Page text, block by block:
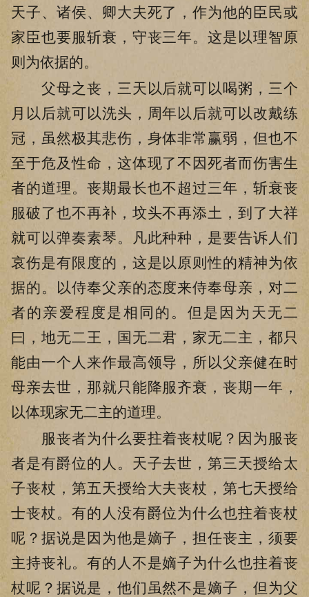
天子、诸侯、卿大夫死了，作为他的臣民或
家臣也要服斩衰，守丧三年。这是以理智原
则为依据的。
父母之丧，三天以后就可以喝粥，三个
月以后就可以洗头，周年以后就可以改戴练
冠，虽然极其悲伤，身体非常赢弱，但也不
至于危及性命，这体现了不因死者而伤害生
者的道理。丧期最长也不超过三年，斩衰丧
服破了也不再补，坟头不再添土，到了大祥
就可以弹奏素琴。凡此种种，是要告诉人们
哀伤是有限度的，这是以原则性的精神为依
据的。以侍奉父亲的态度来侍奉母亲，对二
者的亲爱程度是相同的。但是因为天无二
曰，地无二王，国无二君，家无二主，都只
能由一个人来作最高领导，所以父亲健在时
母亲去世，那就只能降服齐衰，丧期一年，
以体现家无二主的道理。
服丧者为什么要拄着丧杖呢？因为服丧
者是有爵位的人。天子去世，第三天授给太
子丧杖，第五天授给大夫丧杖，第七天授给
士丧杖。有的人没有爵位为什么也拄着丧杖
呢？据说是因为他是嫡子，担任丧主，须要
主持丧礼。有的人不是嫡子为什么也拄着丧
杖呢？据说是，他们虽然不是嫡子，但为父